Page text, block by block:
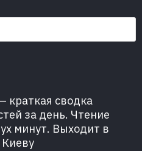
краткая сводка
за день. Чтение
минут. Выходит в